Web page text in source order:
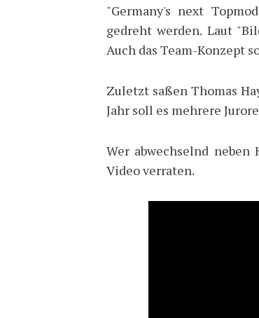
"Germany's next
gedreht werden. Laut
Auch das Team-Konzept
Zuletzt saßen Thomas
Jahr soll es mehrere
Wer abwechselnd
Video verraten.